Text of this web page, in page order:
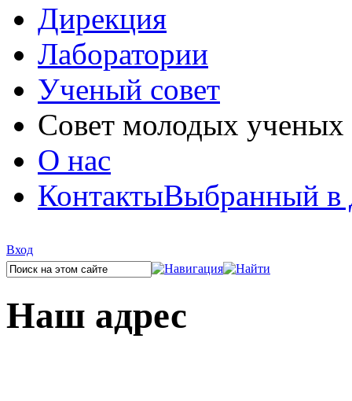
Дирекция
Лаборатории
Ученый совет
Совет молодых ученых
О нас
КонтактыВыбранный в
Вход
Наш адрес